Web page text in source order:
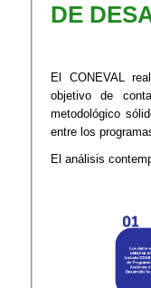
DE
El CONEVAL
objetivo de
metodológico
entre los
El análisis